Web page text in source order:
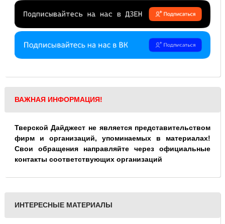
ВАЖНАЯ ИНФОРМАЦИЯ!
Тверской Дайджест не является представительством
фирм и организаций, упоминаемых в материалах!
Свои обращения направляйте через официальные
контакты соответствующих организаций
ИНТЕРЕСНЫЕ МАТЕРИАЛЫ